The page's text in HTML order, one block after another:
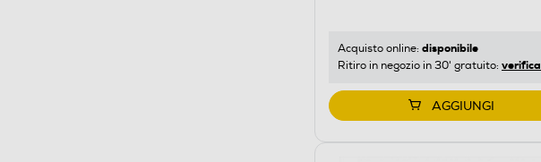
Acquisto online: disponibile
Ritiro in negozio in 30' gratuito: verifica
AGGIUNGI